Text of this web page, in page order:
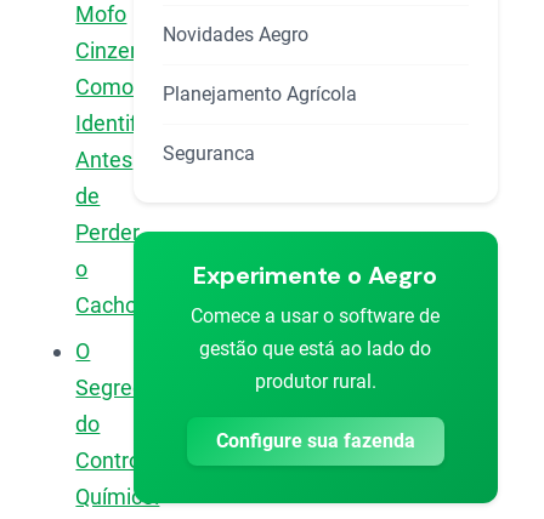
Mofo
Cinzento:
Como
Identificar
Antes
de
Perder
o
Cacho?
O
Segredo
do
Controle
Químico:
Novidades Aegro
Planejamento Agrícola
Seguranca
Experimente o Aegro
Comece a usar o software de
gestão que está ao lado do
produtor rural.
Configure sua fazenda